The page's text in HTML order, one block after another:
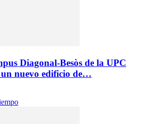
Diagonal-Besòs de la UPC
nuevo edificio de…